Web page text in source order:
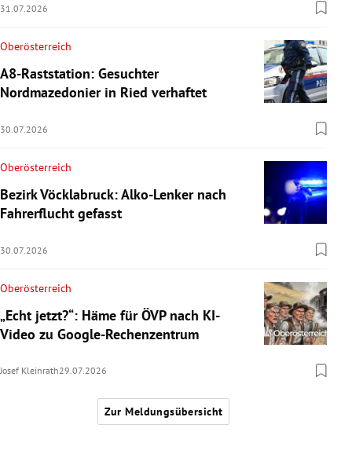
31.07.2026
Oberösterreich
A8-Raststation: Gesuchter
Nordmazedonier in Ried verhaftet
30.07.2026
Oberösterreich
Bezirk Vöcklabruck: Alko-Lenker nach
Fahrerflucht gefasst
30.07.2026
Oberösterreich
„Echt jetzt?“: Häme für ÖVP nach KI-
Video zu Google-Rechenzentrum
Josef Kleinrath29.07.2026
Zur Meldungsübersicht